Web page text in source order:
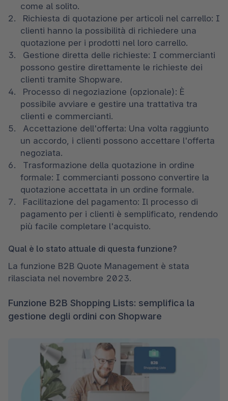
come al solito.
clienti hanno la possibilità di richiedere una
quotazione per i prodotti nel loro carrello.
possono gestire direttamente le richieste dei
clienti tramite Shopware.
possibile avviare e gestire una trattativa tra
clienti e commercianti.
un accordo, i clienti possono accettare l'offerta
negoziata.
formale: I commercianti possono convertire la
quotazione accettata in un ordine formale.
pagamento per i clienti è semplificato, rendendo
più facile completare l'acquisto.
Qual è lo stato attuale di questa funzione?
La funzione B2B Quote Management è stata
rilasciata nel novembre 2023.
Funzione B2B Shopping Lists: semplifica la
gestione degli ordini con Shopware